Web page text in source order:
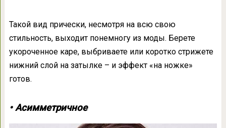
Такой вид прически, несмотря на всю свою
стильность, выходит понемногу из моды. Берете
укороченное каре, выбриваете или коротко стрижете
нижний слой на затылке – и эффект «на ножке»
готов.
• Асимметричное